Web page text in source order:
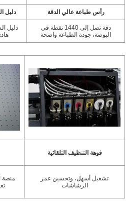
رأس طباعة عالي الدقة دليل
دقة تصل إلى 1440 نقطة في
البوصة، جودة الطباعة واضحة
دليل
فوهة التنظيف التلقائية
تشغيل أسهل، وتحسين عمر
الرشاشات
منصة